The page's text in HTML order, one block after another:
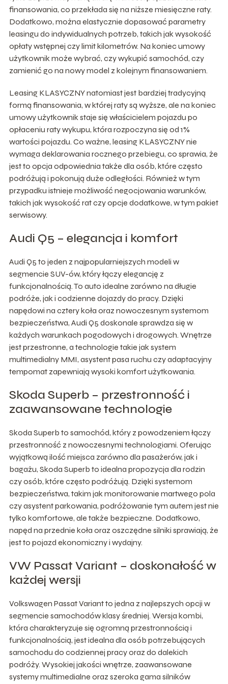
finansowania, co przekłada się na niższe miesięczne raty.
Dodatkowo, można elastycznie dopasować parametry
leasingu do indywidualnych potrzeb, takich jak wysokość
opłaty wstępnej czy limit kilometrów. Na koniec umowy
użytkownik może wybrać, czy wykupić samochód, czy
zamienić go na nowy model z kolejnym finansowaniem.
Leasing KLASYCZNY natomiast jest bardziej tradycyjną
formą finansowania, w której raty są wyższe, ale na koniec
umowy użytkownik staje się właścicielem pojazdu po
opłaceniu raty wykupu, która rozpoczyna się od 1%
wartości pojazdu. Co ważne, leasing KLASYCZNY nie
wymaga deklarowania rocznego przebiegu, co sprawia, że
jest to opcja odpowiednia także dla osób, które często
podróżują i pokonują duże odległości. Również w tym
przypadku istnieje możliwość negocjowania warunków,
takich jak wysokość rat czy opcje dodatkowe, w tym pakiet
serwisowy.
Audi Q5 – elegancja i komfort
Audi Q5 to jeden z najpopularniejszych modeli w
segmencie SUV-ów, który łączy elegancję z
funkcjonalnością. To auto idealne zarówno na długie
podróże, jak i codzienne dojazdy do pracy. Dzięki
napędowi na cztery koła oraz nowoczesnym systemom
bezpieczeństwa, Audi Q5 doskonale sprawdza się w
każdych warunkach pogodowych i drogowych. Wnętrze
jest przestronne, a technologie takie jak system
multimedialny MMI, asystent pasa ruchu czy adaptacyjny
tempomat zapewniają wysoki komfort użytkowania.
Skoda Superb – przestronność i
zaawansowane technologie
Skoda Superb to samochód, który z powodzeniem łączy
przestronność z nowoczesnymi technologiami. Oferując
wyjątkową ilość miejsca zarówno dla pasażerów, jak i
bagażu, Skoda Superb to idealna propozycja dla rodzin
czy osób, które często podróżują. Dzięki systemom
bezpieczeństwa, takim jak monitorowanie martwego pola
czy asystent parkowania, podróżowanie tym autem jest nie
tylko komfortowe, ale także bezpieczne. Dodatkowo,
napęd na przednie koła oraz oszczędne silniki sprawiają, że
jest to pojazd ekonomiczny i wydajny.
VW Passat Variant – doskonałość w
każdej wersji
Volkswagen Passat Variant to jedna z najlepszych opcji w
segmencie samochodów klasy średniej. Wersja kombi,
która charakteryzuje się ogromną przestronnością i
funkcjonalnością, jest idealna dla osób potrzebujących
samochodu do codziennej pracy oraz do dalekich
podróży. Wysokiej jakości wnętrze, zaawansowane
systemy multimedialne oraz szeroka gama silników